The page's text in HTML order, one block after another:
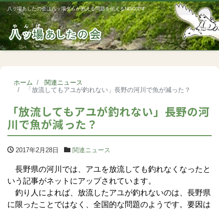
八ッ場あしたの会は八ッ場ダムが抱える問題を伝えるNGOです
ホーム
関連ニュース
「放流してもアユが釣れない」長野の河川で魚が減った？
「放流してもアユが釣れない」長野の河
川で魚が減った？
2017年2月28日 関連ニュース
長野県の河川では、アユを放流しても釣れなくなったと
いう記事がネットにアップされています。
釣り人によれば、放流したアユが釣れないのは、長野県
に限ったことではなく、全国的な問題のようです。要因は